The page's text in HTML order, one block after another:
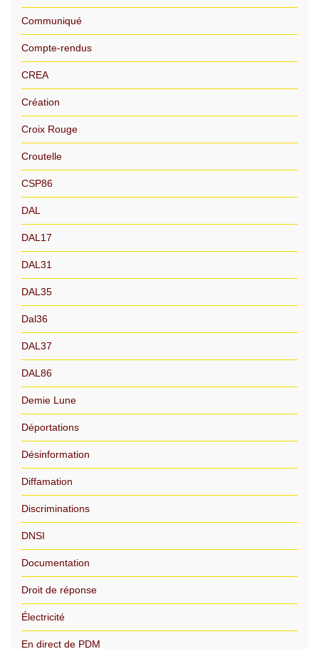
Communiqué
Compte-rendus
CREA
Création
Croix Rouge
Croutelle
CSP86
DAL
DAL17
DAL31
DAL35
Dal36
DAL37
DAL86
Demie Lune
Déportations
Désinformation
Diffamation
Discriminations
DNSI
Documentation
Droit de réponse
Électricité
En direct de PDM